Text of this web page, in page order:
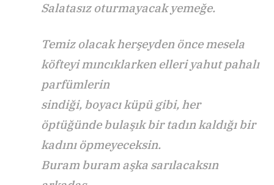
Salatasız oturmayacak yemeğe.
Temiz olacak herşeyden önce mesela
köfteyi mıncıklarken elleri yahut pahalı
parfümlerin
sindiği, boyacı küpü gibi, her
öptüğünde bulaşık bir tadın kaldığı bir
kadını öpmeyeceksin.
Buram buram aşka sarılacaksın